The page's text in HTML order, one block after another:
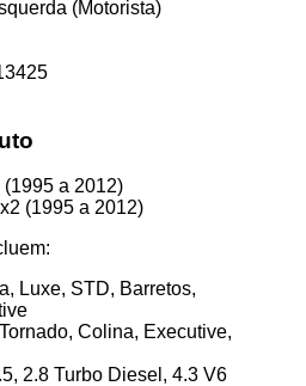
(Motorista)
a 2012)
(1995 a 2012)
Luxe, STD, Barretos,
Colina, Executive,
2.8 Turbo Diesel, 4.3 V6